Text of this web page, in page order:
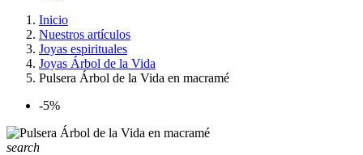
Inicio
Nuestros artículos
Joyas espirituales
Joyas Árbol de la Vida
Pulsera Árbol de la Vida en macramé
-5%
search